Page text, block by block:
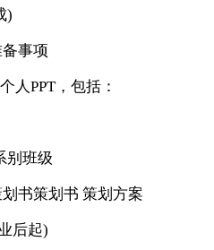
)
事项
人PPT，包括：
别班级
书策划书 策划方案
后起)